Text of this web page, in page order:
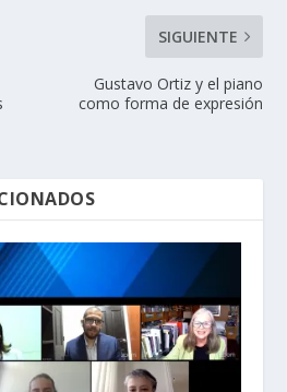
SIGUIENTE
Gustavo Ortiz y el piano
como forma de expresión